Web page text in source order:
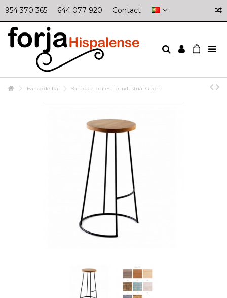
954 370 365 644 077 920 Contact
Banco de bar Banco de bar estilo industrial Girona